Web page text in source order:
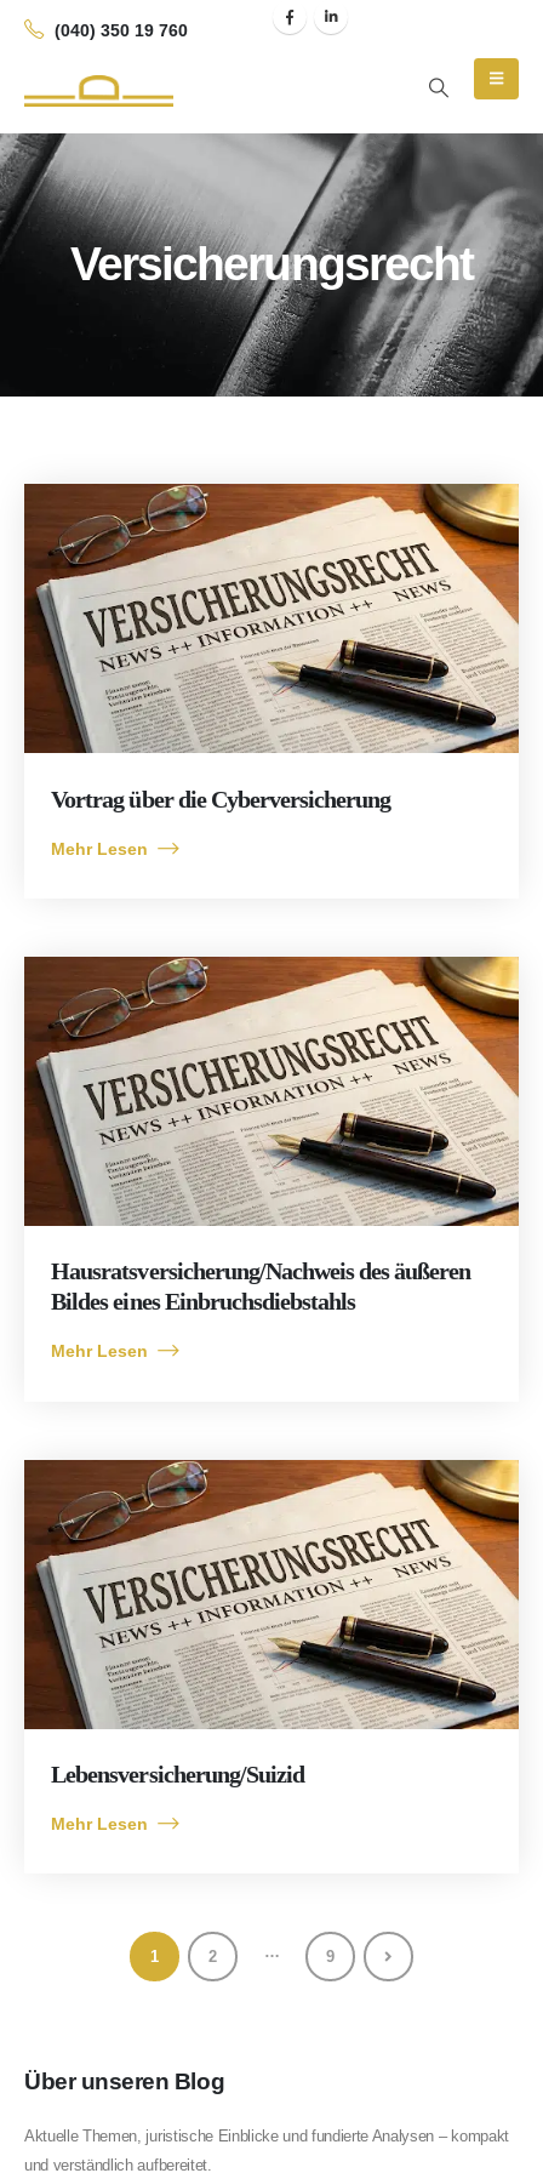
(040) 350 19 760
Versicherungsrecht
Blog Archive
Vortrag über die Cyberversicherung
Mehr Lesen
Hausratsversicherung/Nachweis des äußeren
Bildes eines Einbruchsdiebstahls
Mehr Lesen
Lebensversicherung/Suizid
Mehr Lesen
1 2 … 9
Über unseren Blog
Aktuelle Themen, juristische Einblicke und fundierte Analysen – kompakt
und verständlich aufbereitet.